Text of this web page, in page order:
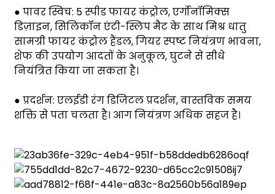
● पावर स्विच: 5 स्पीड फायर कंट्रोल, एर्गोनॉमिक्स
डिज़ाइन, सिलिकॉन एंटी-स्लिप मैट के साथ मिश्र धातु
सामग्री फायर कंट्रोल हैंडल, गियर स्पष्ट नियंत्रण भावना,
शेफ की उपयोग आदतों के अनुकूल, घुटने से सीधे
नियंत्रित किया जा सकता है।
● प्रदर्शन: एलईडी रंग डिजिटल प्रदर्शन, वास्तविक समय
शक्ति से पता चलता है। आग नियंत्रण अधिक सहज है।